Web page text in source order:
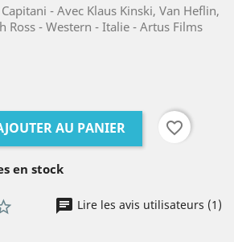
- Avec Klaus Kinski, Van Heflin,
Ross - Western - Italie - Artus Films
AU PANIER favorite_border
en stock
Lire les avis utilisateurs (1)